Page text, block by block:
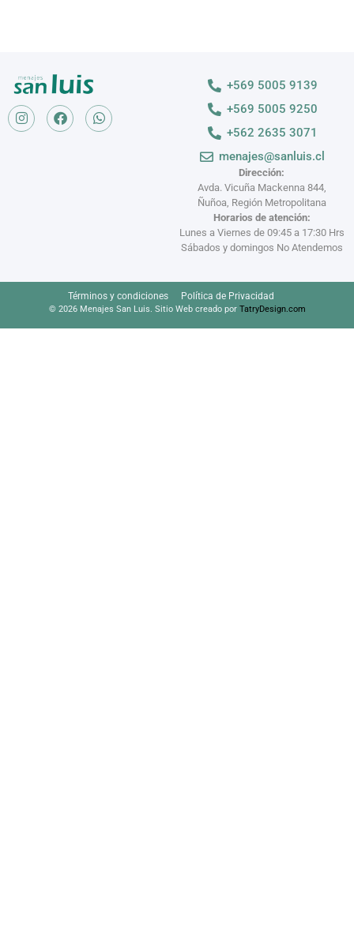
Dirección:
Avda. Vicuña Mackenna 844,
Ñuñoa, Región Metropolitana
Horarios de atención:
Lunes a Viernes de 09:45 a 17:30 Hrs
Sábados y domingos No Atendemos
+569 5005 9139
+569 5005 9250
+562 2635 3071
menajes@sanluis.cl
Términos y condiciones Política de Privacidad
© 2026 Menajes San Luis. Sitio Web creado por TatryDesign.com